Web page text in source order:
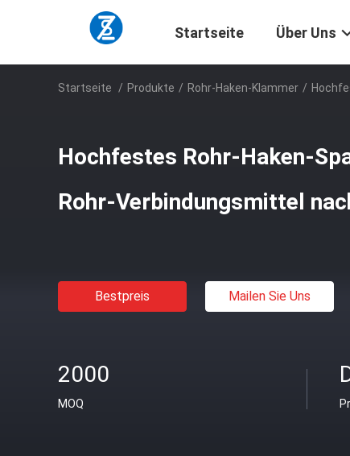
Startseite Über Uns
Startseite / Produkte / Rohr-Haken-Klammer /
Hochfestes Rohr-Haken-
Rohr-Verbindungsmittel
Bestpreis Mailen Sie Uns
2000
MOQ